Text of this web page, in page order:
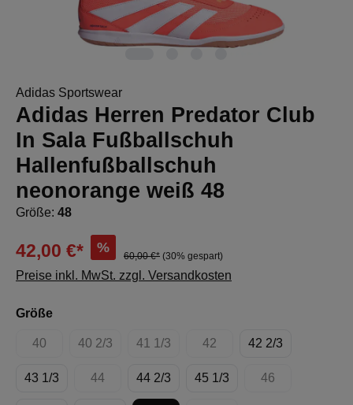
Adidas Sportswear
Adidas Herren Predator Club
In Sala Fußballschuh
Hallenfußballschuh
neonorange weiß 48
Größe: 48
42,00 €* %
60,00 €* (30% gespart)
Preise inkl. MwSt. zzgl. Versandkosten
Größeauswählen
40
(Diese Option ist zurzeit nicht verfügbar.)
40 2/3
(Diese Option ist zurzeit nicht verfügbar.)
41 1/3
(Diese Option ist zurzeit nicht
42
(Diese Option ist zurzeit
42 2/3
43 1/3 44
(Diese Option ist zurzeit nicht verfügbar.)
44 2/3 45 1/3 46
(Diese Option